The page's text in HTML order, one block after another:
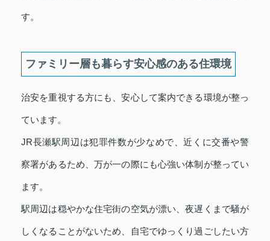
す。
ファミリー層も暮らす安心感のある住環境
治安を重視する方にも、安心して案内できる環境が整っ
ています。
JR長瀬駅周辺は犯罪件数が少なめで、近くに交番や警
察署があるため、万が一の際にも心強い体制が整ってい
ます。
駅周辺は穏やかな住宅街の空気が漂い、夜遅くまで騒が
しくなることがないため、自宅でゆっくり過ごしたい方